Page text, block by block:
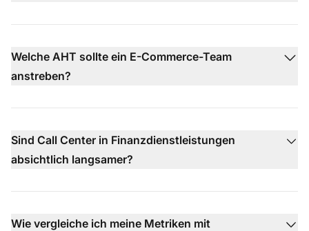
Welche AHT sollte ein E-Commerce-Team
anstreben?
Sind Call Center in Finanzdienstleistungen
absichtlich langsamer?
Wie vergleiche ich meine Metriken mit